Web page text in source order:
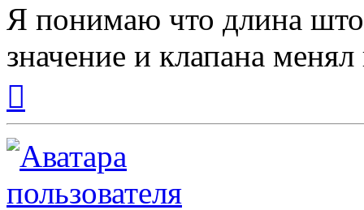
Я понимаю что длина
значение и клапана
началу